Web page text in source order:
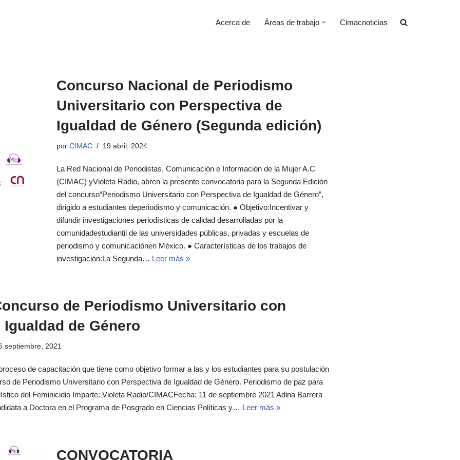
Acerca de Áreas de trabajo Cimacnoticias
Concurso Nacional de Periodismo
Universitario con Perspectiva de
Igualdad de Género (Segunda edición)
por CIMAC 19 abril, 2024
La Red Nacional de Periodistas, Comunicación e Información de la Mujer A.C
(CIMAC) yVioleta Radio, abren la presente convocatoria para la Segunda Edición
del concurso“Periodismo Universitario con Perspectiva de Igualdad de Género”,
dirigido a estudiantes deperiodismo y comunicación. ● Objetivo:Incentivar y
difundir investigaciones periodísticas de calidad desarrolladas por la
comunidadestudiantil de las universidades públicas, privadas y escuelas de
periodismo y comunicaciónen México. ● Características de los trabajos de
investigación:La Segunda… Leer más »
de Periodismo Universitario con
de Género
septiembre, 2021
de capacitación que tiene como objetivo formar a las y los estudiantes para su postulación
de Periodismo Universitario con Perspectiva de Igualdad de Género. Periodismo de paz para
del Feminicidio Imparte: Violeta Radio/CIMACFecha: 11 de septiembre 2021 Adina Barrera
a Doctora en el Programa de Posgrado en Ciencias Políticas y… Leer más »
CONVOCATORIA